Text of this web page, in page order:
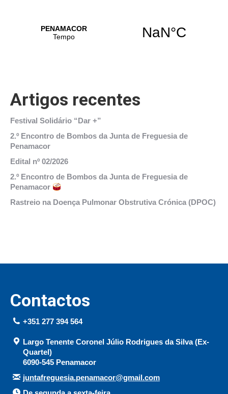
Artigos recentes
Festival Solidário “Dar +”
2.º Encontro de Bombos da Junta de Freguesia de
Penamacor
Edital nº 02/2026
2.º Encontro de Bombos da Junta de Freguesia de
Penamacor
Rastreio na Doença Pulmonar Obstrutiva Crónica (DPOC)
Contactos
+351 277 394 564
Largo Tenente Coronel Júlio Rodrigues da Silva (Ex-
Quartel)
6090-545 Penamacor
juntafreguesia.penamacor@gmail.com